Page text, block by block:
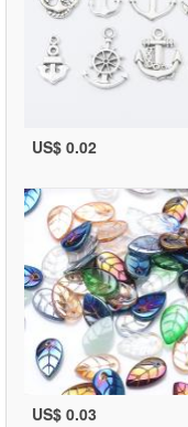
US$ 0.02
US$ 0.03